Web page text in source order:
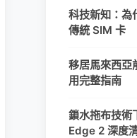
科技新知：為
傳統 SIM 卡
移居馬來西亞
用完整指南
鎖水拖布技術
Edge 2 深度